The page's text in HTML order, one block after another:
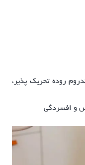
روده تحریک پذیر،
و افسردگی